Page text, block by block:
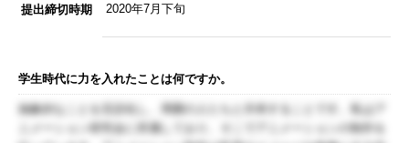
提出締切時期 2020年7月下旬
学生時代に力を入れたことは何ですか。
抽象的なことを言語化し、周囲の人たちと共有することです。私はア
ニメーション研究会に所属しており、そこでアニメーションの制作を